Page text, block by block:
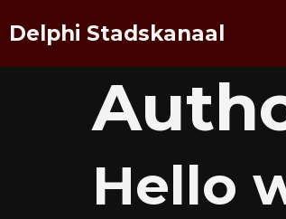
Delphi Stadskanaal
Hello